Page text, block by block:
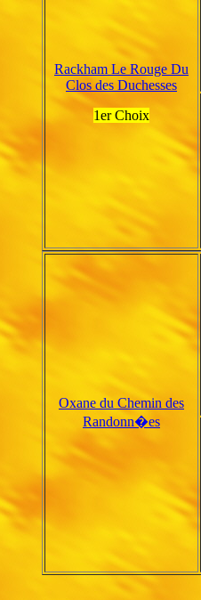
Rackham Le Rouge Du
Clos des Duchesses
1er Choix
Oxane du Chemin des
Randonn�es